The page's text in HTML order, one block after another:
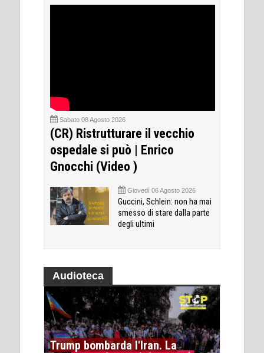
Sabato 08 Agosto 2026
(CR) Ristrutturare il vecchio
ospedale si può | Enrico
Gnocchi (Video )
Giovedì 06 Agosto 2026
Guccini, Schlein: non ha mai
smesso di stare dalla parte
degli ultimi
Audioteca
Trump bombarda l'Iran. La